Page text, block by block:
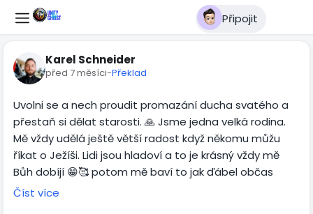
Připojit
Karel Schneider
před 7 měsíci-Překlad
Uvolni se a nech proudit promazání ducha svatého a
přestaň si dělat starosti. 🙏 Jsme jedna velká rodina.
Mě vždy udělá ještě větší radost když někomu můžu
říkat o Ježíši. Lidi jsou hladoví a to je krásný vždy mě
Bůh dobíjí 😁🥰 potom mě baví to jak ďábel občas
pošle někoho aby mi tu radost vzal ale na mě si už
Číst více